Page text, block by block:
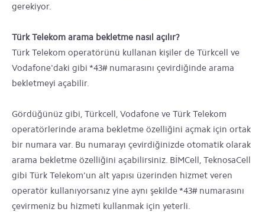
gerekiyor.
Türk Telekom arama bekletme nasıl açılır?
Türk Telekom operatörünü kullanan kişiler de Türkcell ve
Vodafone'daki gibi *43# numarasını çevirdiğinde arama
bekletmeyi açabilir.
Gördüğünüz gibi, Türkcell, Vodafone ve Türk Telekom
operatörlerinde arama bekletme özelliğini açmak için ortak
bir numara var. Bu numarayı çevirdiğinizde otomatik olarak
arama bekletme özelliğini açabilirsiniz. BİMCell, TeknosaCell
gibi Türk Telekom'un alt yapısı üzerinden hizmet veren
operatör kullanıyorsanız yine aynı şekilde *43# numarasını
çevirmeniz bu hizmeti kullanmak için yeterli.